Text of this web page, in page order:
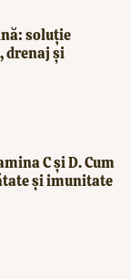
soluție
drenaj și
C și D. Cum
și imunitate